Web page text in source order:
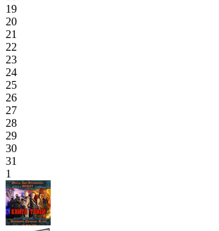
19
20
21
22
23
24
25
26
27
28
29
30
31
1